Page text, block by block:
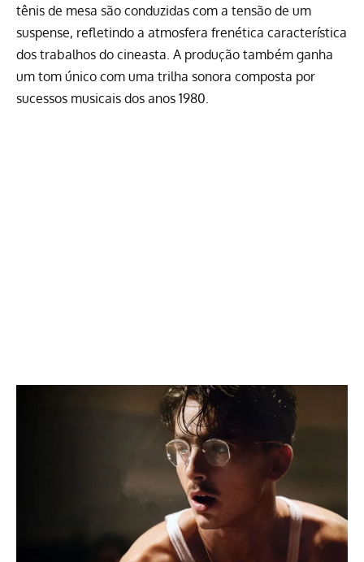
tênis de mesa são conduzidas com a tensão de um
suspense, refletindo a atmosfera frenética característica
dos trabalhos do cineasta. A produção também ganha
um tom único com uma trilha sonora composta por
sucessos musicais dos anos 1980.